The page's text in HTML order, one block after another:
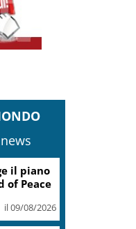
il piano
of Peace
il 09/08/2026